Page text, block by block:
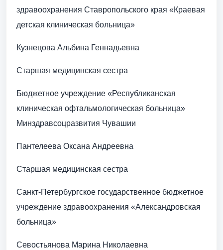
здравоохранения Ставропольского края «Краевая
детская клиническая больница»
Кузнецова Альбина Геннадьевна
Старшая медицинская сестра
Бюджетное учреждение «Республиканская
клиническая офтальмологическая больница»
Минздравсоцразвития Чувашии
Пантелеева Оксана Андреевна
Старшая медицинская сестра
Санкт-Петербургское государственное бюджетное
учреждение здравоохранения «Александровская
больница»
Севостьянова Марина Николаевна